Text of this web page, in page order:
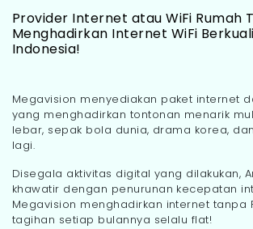
Provider Internet atau WiFi Rumah
Menghadirkan Internet WiFi
Indonesia!
Megavision menyediakan paket internet
yang menghadirkan tontonan menarik
lebar, sepak bola dunia, drama korea,
lagi.
Disegala aktivitas digital yang dilakukan,
khawatir dengan penurunan kecepatan
Megavision menghadirkan internet tanpa
tagihan setiap bulannya selalu flat!